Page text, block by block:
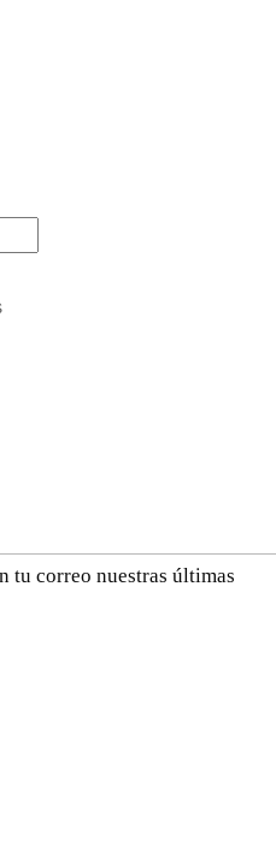
tu correo nuestras últimas